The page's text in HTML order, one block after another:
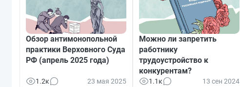
Обзор антимонопольной
практики Верховного Суда
РФ (апрель 2025 года)
1.2к 23 мая 2025
Можно ли запретить
работнику
трудоустройство к
конкурентам?
1.1к 13 сен 2024